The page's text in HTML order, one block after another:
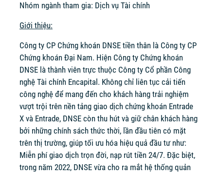
Nhóm ngành tham gia: Dịch vụ Tài chính
Giới thiệu:
Công ty CP Chứng khoán DNSE tiền thân là Công ty CP
Chứng khoán Đại Nam. Hiện Công ty Chứng khoán
DNSE là thành viên trực thuộc Công ty Cổ phần Công
nghệ Tài chính Encapital. Không chỉ liên tục cải tiến
công nghệ để mang đến cho khách hàng trải nghiệm
vượt trội trên nền tảng giao dịch chứng khoán Entrade
X và Entrade, DNSE còn thu hút và giữ chân khách hàng
bởi những chính sách thức thời, lần đầu tiên có mặt
trên thị trường, giúp tối ưu hóa hiệu quả đầu tư như:
Miễn phí giao dịch trọn đời, nạp rút tiền 24/7. Đặc biệt,
trong năm 2022, DNSE vừa cho ra mắt hệ thống quản